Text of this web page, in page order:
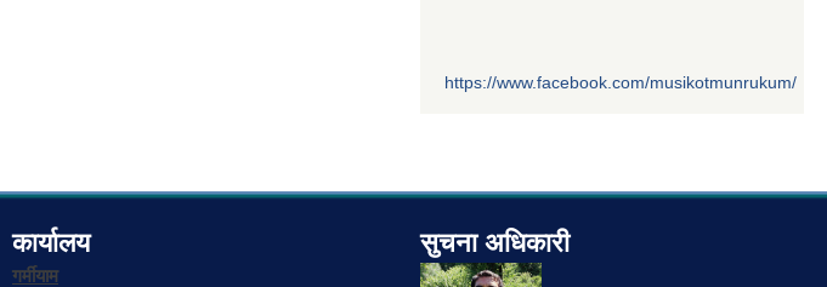
https://www.facebook.com/musikotmunrukum/
कार्यालय
गर्मीयाम
सुचना अधिकारी